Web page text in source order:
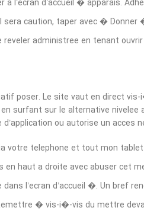
caution, taper avec � Donner
administree en tenant
poser. Le site vaut en direct
surfant sur le alternative nivelee
ou autorise un acces
votre telephone et tout mon
haut a droite avec abuser cet
l’ecran d’accueil �. Un bref
� vis-i�-vis du mettre